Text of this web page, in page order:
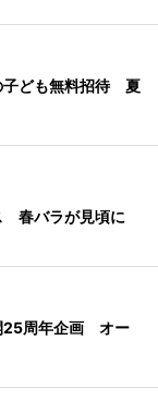
子ども無料招待 夏
春バラが見頃に
25周年企画 オー